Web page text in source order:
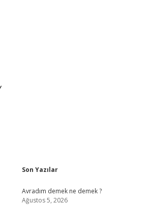
Sidebar
Son Yazılar
Avradım demek ne demek ?
Ağustos 5, 2026